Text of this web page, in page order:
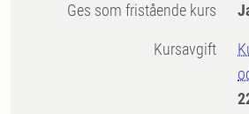
Ges som fristående kurs
Kursavgift